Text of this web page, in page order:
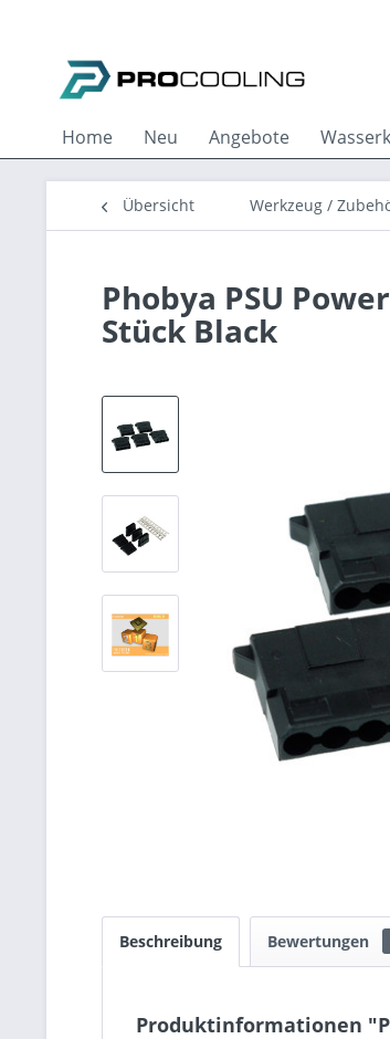
Home Neu Angebote
Übersicht Werkzeug /
Phobya PSU
Stück Black
Beschreibung Bewertungen
Produktinformationen